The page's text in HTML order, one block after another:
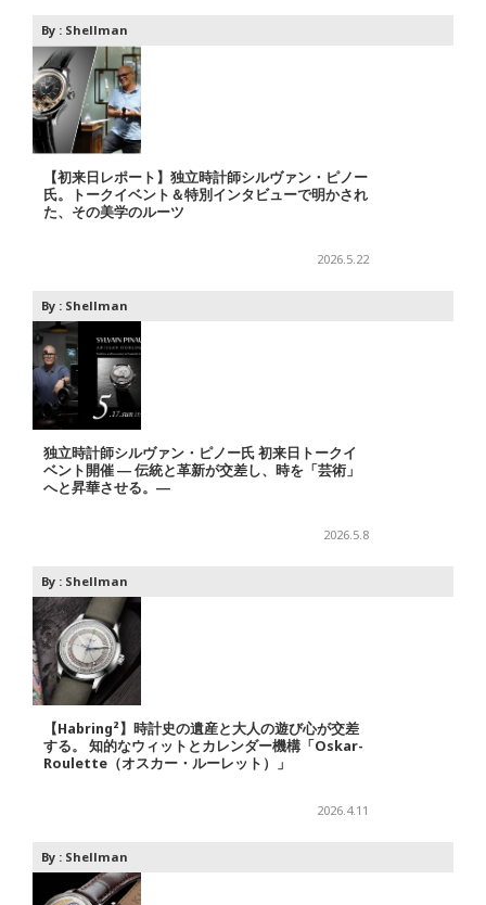
By : Shellman
【初来日レポート】独立時計師シルヴァン・ピノー
氏。トークイベント＆特別インタビューで明かされ
た、その美学のルーツ
2026.5.22
By : Shellman
独立時計師シルヴァン・ピノー氏 初来日トークイ
ベント開催 ― 伝統と革新が交差し、時を「芸術」
へと昇華させる。―
2026.5.8
By : Shellman
【Habring²】時計史の遺産と大人の遊び心が交差
する。 知的なウィットとカレンダー機構「Oskar-
Roulette（オスカー・ルーレット）」
2026.4.11
By : Shellman